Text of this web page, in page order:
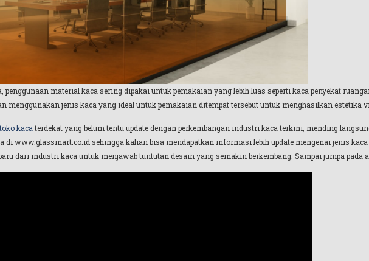
penggunaan material kaca sering dipakai untuk pemakaian yang lebih luas seperti kaca penyekat
menggunakan jenis kaca yang ideal untuk pemakaian ditempat tersebut untuk menghasilkan estetika
kacaterdekat yang belum tentu update dengan perkembangan industri kaca terkini, mending
di www.glassmart.co.id sehingga kalian bisa mendapatkan informasi lebih update mengenai jenis
dari industri kaca untuk menjawab tuntutan desain yang semakin berkembang. Sampai jumpa pada